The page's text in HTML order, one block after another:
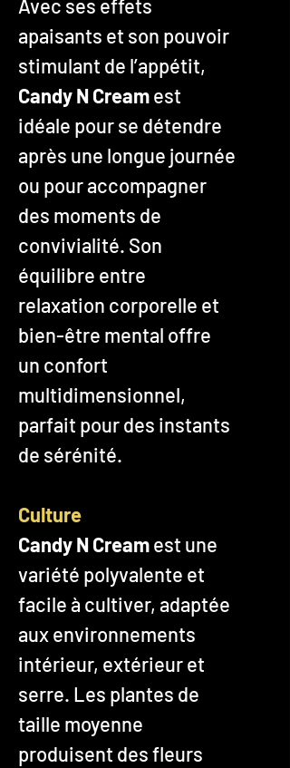
Avec ses effets
apaisants et son pouvoir
stimulant de l’appétit,
Candy N Creamest
idéale pour se détendre
après une longue journée
ou pour accompagner
des moments de
convivialité. Son
équilibre entre
relaxation corporelle et
bien-être mental offre
un confort
multidimensionnel,
parfait pour des instants
de sérénité.
Culture
Candy N Creamest une
variété polyvalente et
facile à cultiver, adaptée
aux environnements
intérieur, extérieur et
serre. Les plantes de
taille moyenne
produisent des fleurs